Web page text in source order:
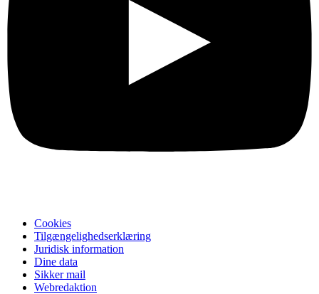
Cookies
Tilgængelighedserklæring
Juridisk information
Dine data
Sikker mail
Webredaktion